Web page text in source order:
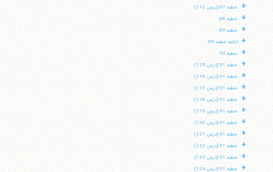
+ خطبه 87 (درس 112)
+ خطبه 88
+ خطبه 89
+ ادامه خطبه 89
+ خطبه 90
+ خطبه 91 (درس 115)
+ خطبه 91 (درس 116)
+ خطبه 91 (درس 117)
+ خطبه 91 (درس 118)
+ خطبه 91 (درس 119)
+ خطبه 91 (درس 120)
+ خطبه 91 (درس 121)
+ خطبه 91 (درس 122)
+ خطبه 91 (درس 123)
+ خطبه 91 (درس 124)